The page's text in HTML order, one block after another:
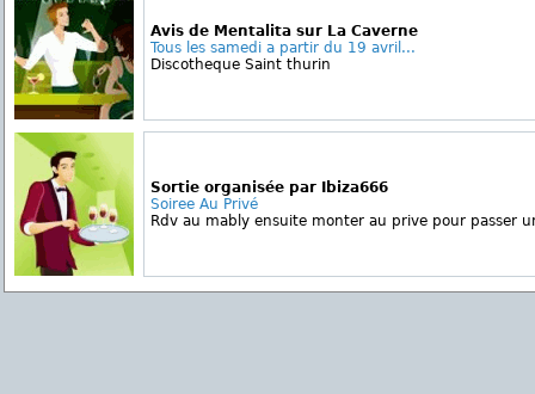
Avis de Mentalita sur La Caverne
Tous les samedi a partir du 19 avril...
Discotheque Saint thurin
Sortie organisée par Ibiza666
Soiree Au Privé
Rdv au mably ensuite monter au prive pour passer